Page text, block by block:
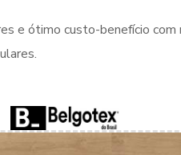
e ótimo custo-benefício